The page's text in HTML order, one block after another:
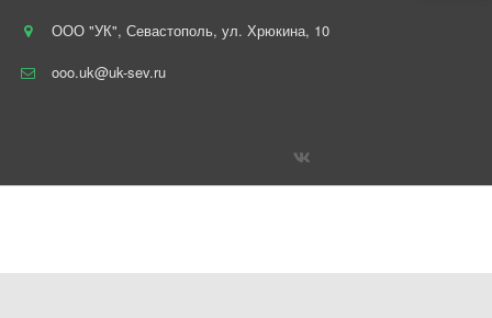
ООО "УК", Севастополь, ул. Хрюкина, 10
ooo.uk@uk-sev.ru